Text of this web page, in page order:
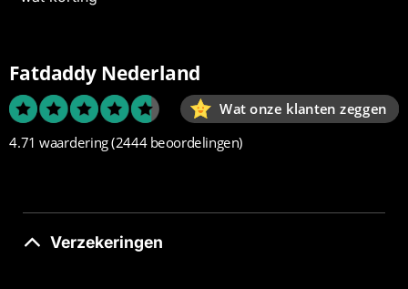
Fatdaddy Nederland
Wat onze klanten zeggen
4.71 waardering(2444 beoordelingen)
Verzekeringen